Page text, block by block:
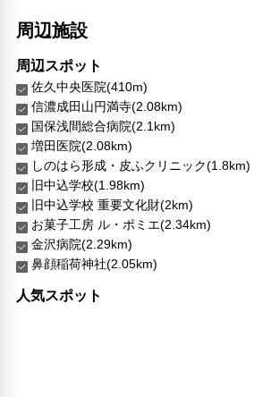
両替
セーフティボックス（フロント）
24時間セキュリティ
コインランドリー
周辺施設
周辺スポット
佐久中央医院(410m)
信濃成田山円満寺(2.08km)
国保浅間総合病院(2.1km)
増田医院(2.08km)
しのはら形成・皮ふクリニック(1.8km)
旧中込学校(1.98km)
旧中込学校 重要文化財(2km)
お菓子工房 ル・ポミエ(2.34km)
金沢病院(2.29km)
鼻顔稲荷神社(2.05km)
人気スポット